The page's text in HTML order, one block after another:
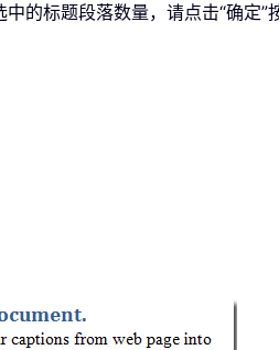
标题段落数量，请点击“确定”